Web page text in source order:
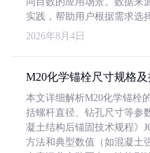
实践，帮助用户根据需求选
2026年8月4日
M20化学锚栓尺寸规格
本文详细解析M20化学锚栓
括螺杆直径、钻孔尺寸等参
凝土结构后锚固技术规程》
方法和典型数值（如混凝土